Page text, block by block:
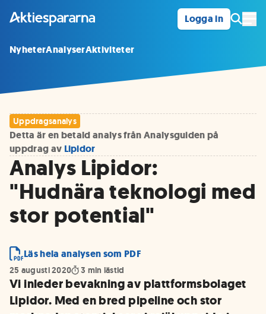
Logga in
NyheterAnalyserAktiviteter
Uppdragsanalys
Detta är en betald analys från Analysguiden på
uppdrag av Lipidor
Analys Lipidor:
"Hudnära teknologi med
stor potential"
Läs hela analysen som PDF
25 augusti 2020 3 min lästid
Vi inleder bevakning av plattformsbolaget
Lipidor. Med en bred pipeline och stor